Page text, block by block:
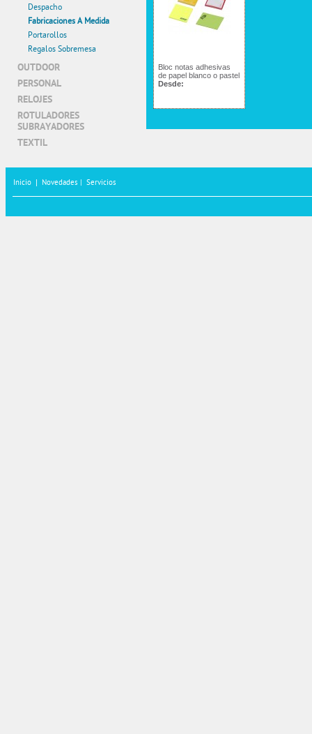
Bloc notas adhesivas
de papel blanco o pastel
Desde:
Despacho
Fabricaciones A Medida
Portarollos
Regalos Sobremesa
OUTDOOR
PERSONAL
RELOJES
ROTULADORES
SUBRAYADORES
TEXTIL
Inicio | Novedades | Servicios